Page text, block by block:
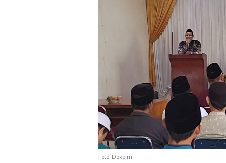
Foto: Dokpim.